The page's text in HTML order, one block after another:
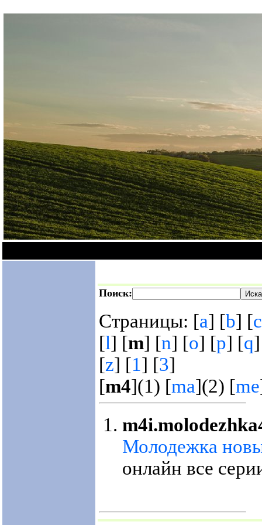
Поиск:
Страницы: [a] [b] [c
[l] [m] [n] [o] [p] [q
[z] [1] [3]
[m4](1) [ma](2) [me
Молодежка
онлайн все